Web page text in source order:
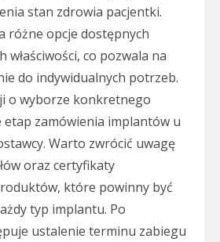
stan zdrowia pacjentki.
różne opcje dostępnych
właściwości, co pozwala na
do indywidualnych potrzeb.
o wyborze konkretnego
zamówienia implantów u
Warto zwrócić uwagę
oraz certyfikaty
które powinny być
typ implantu. Po
ustalenie terminu zabiegu